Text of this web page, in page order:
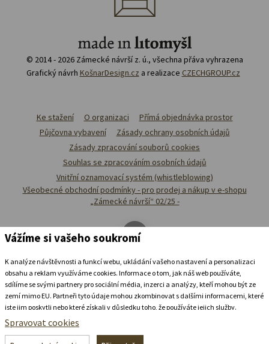
Ubytovat se v
© 2014 - 2026 Zámecké návrší z. ú., všechna přáva vyhrazena
Grafický návrh KošnarDesign.cz a realizace CZECHGROUP.cz
Ke stažení O organizaci
Přímá objednávka prostor
Půjčovna vybavení
Zásady ochrany osobních údajů
Zásady zpracování souborů cookies
Souhlas se zpracováním osobních údajů
Vnitřní oznamovací systém (whistleblowing)
Všeobecné obchodní podmínky - pro prodej a nákup v e-shopu
„Zámecké návrší“ 02/25 -
Vážíme si vašeho soukromí
K analýze návštěvnosti a funkcí webu, ukládání vašeho nastavení a personalizaci
obsahu a reklam využíváme cookies. Informace o tom, jak náš web používáte,
sdílíme se svými partnery pro sociální média, inzerci a analýzy, kteří mohou být ze
zemí mimo EU. Partneři tyto údaje mohou zkombinovat s dalšími informacemi, které
jste jim poskytli nebo které získali v důsledku toho, že používáte jejich služby.
Podrobné informace
Spravovat cookies